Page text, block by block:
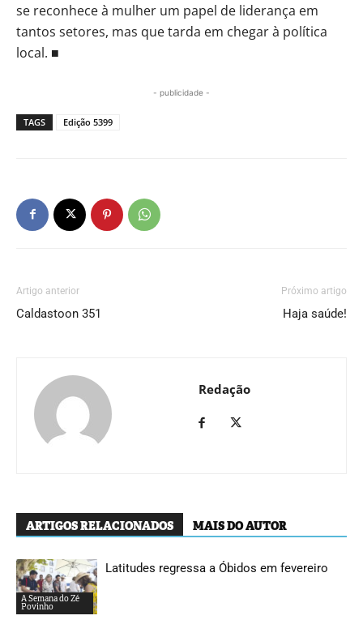
se reconhece à mulher um papel de liderança em
tantos setores, mas que tarda em chegar à política
local. ■
- publicidade -
TAGS Edição 5399
Artigo anterior
Caldastoon 351
Próximo artigo
Haja saúde!
Redação
ARTIGOS RELACIONADOS MAIS DO AUTOR
A Semana do Zé
Povinho
Latitudes regressa a Óbidos em fevereiro